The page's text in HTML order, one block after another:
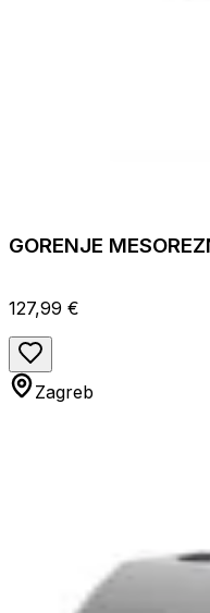
GORENJE
127,99 €
Zagreb